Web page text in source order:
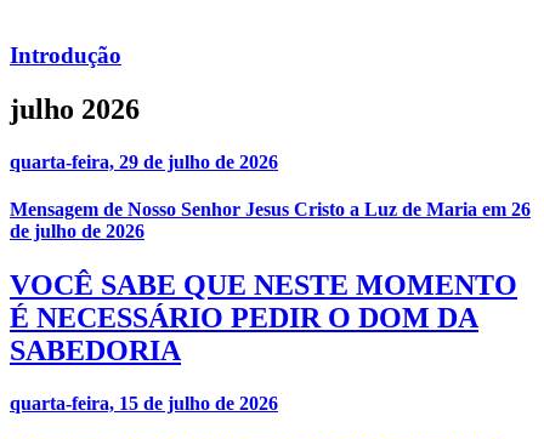
Introdução
julho 2026
quarta-feira, 29 de julho de 2026
Mensagem de Nosso Senhor Jesus Cristo a Luz de Maria em 26
de julho de 2026
VOCÊ SABE QUE NESTE MOMENTO
É NECESSÁRIO PEDIR O DOM DA
SABEDORIA
quarta-feira, 15 de julho de 2026